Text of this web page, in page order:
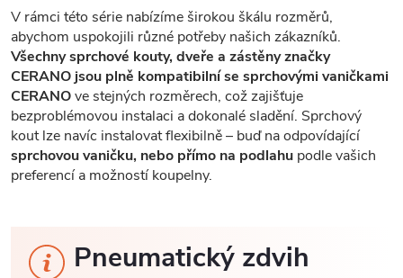
V rámci této série nabízíme širokou škálu rozměrů,
abychom uspokojili různé potřeby našich zákazníků.
Všechny sprchové kouty, dveře a zástěny značky
CERANO jsou plně kompatibilní se sprchovými vaničkami
CERANOve stejných rozměrech, což zajišťuje
bezproblémovou instalaci a dokonalé sladění. Sprchový
kout lze navíc instalovat flexibilně – buď na odpovídající
sprchovou vaničku, nebo přímo na podlahu podle vašich
preferencí a možností koupelny.
Pneumatický zdvih